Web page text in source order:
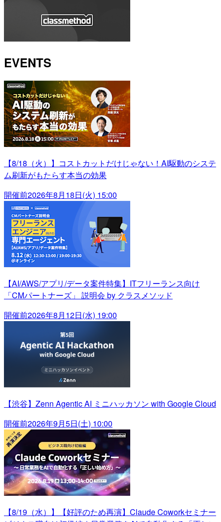
EVENTS
【8/18（火）】コストカットだけじゃない！AI駆動のシステ
ム刷新がもたらす本当の効果
開催前2026年8月18日(火) 15:00
【AI/AWS/アプリ/データ案件特集】ITフリーランス向け
「CMパートナーズ」 説明会 by クラスメソッド
開催前2026年8月12日(水) 19:00
【渋谷】Zenn Agentic AI ミニハッカソン with Google Cloud
開催前2026年9月5日(土) 10:00
【8/19（水）】【好評のため再演】Claude Coworkセミナー